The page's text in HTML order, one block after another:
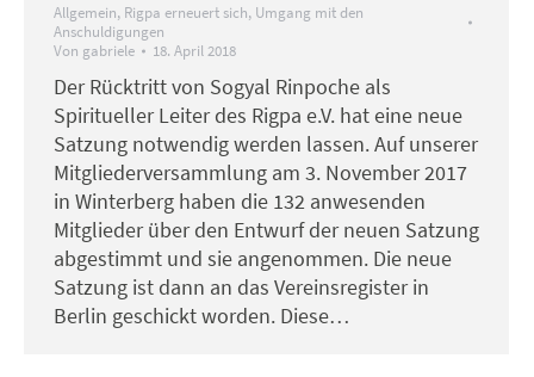
Allgemein, Rigpa erneuert sich, Umgang mit den
Anschuldigungen
Von gabriele 18. April 2018
Der Rücktritt von Sogyal Rinpoche als
Spiritueller Leiter des Rigpa e.V. hat eine neue
Satzung notwendig werden lassen. Auf unserer
Mitgliederversammlung am 3. November 2017
in Winterberg haben die 132 anwesenden
Mitglieder über den Entwurf der neuen Satzung
abgestimmt und sie angenommen. Die neue
Satzung ist dann an das Vereinsregister in
Berlin geschickt worden. Diese…